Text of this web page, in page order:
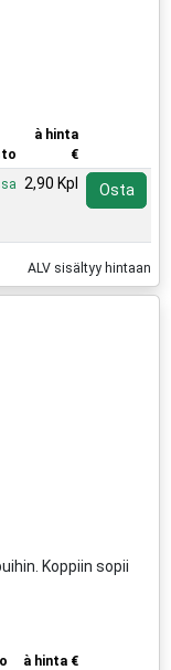
à hinta
€
2,90 Kpl Osta
ALV sisältyy hintaan
Koppiin sopii
à hinta €